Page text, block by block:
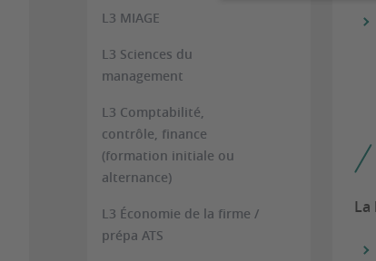
L3 MIAGE
L3 Sciences du
management
L3 Comptabilité,
contrôle, finance
(formation initiale ou
alternance)
L3 Économie de la firme /
prépa ATS
La